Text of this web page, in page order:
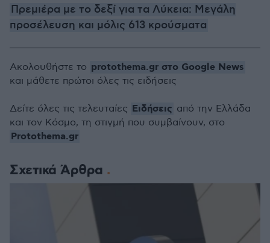
Πρεμιέρα με το δεξί για τα Λύκεια: Μεγάλη
προσέλευση και μόλις 613 κρούσματα
Σχετικά Άρθρα
Ακολουθήστε το protothema.gr στο Google News
και μάθετε πρώτοι όλες τις ειδήσεις
Δείτε όλες τις τελευταίες Ειδήσεις από την Ελλάδα
και τον Κόσμο, τη στιγμή που συμβαίνουν, στο
Protothema.gr